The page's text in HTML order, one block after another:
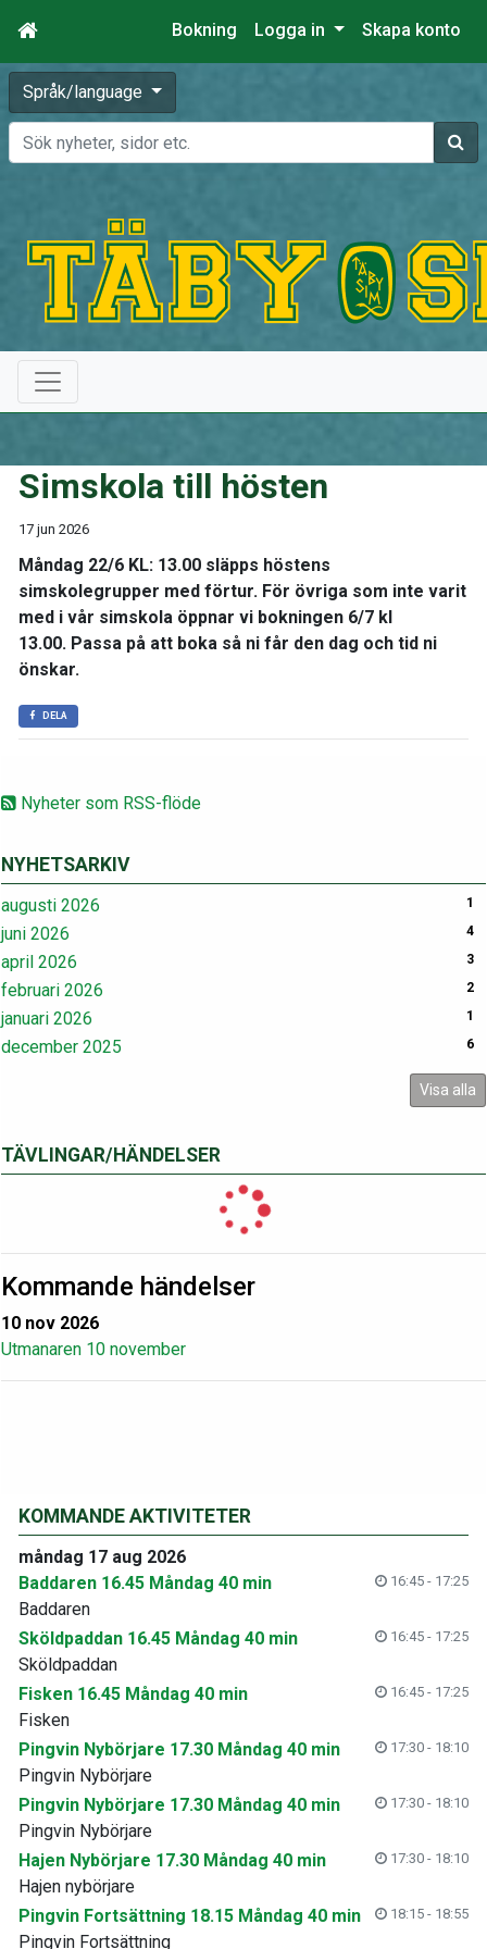
Bokning Logga in Skapa konto
Språk/language
Sök
Nyheter som RSS-flöde
NYHETSARKIV
augusti 2026 1
juni 2026 4
april 2026 3
februari 2026 2
januari 2026 1
december 2025 6
Visa alla
TÄVLINGAR/HÄNDELSER
Kommande händelser
10 nov 2026
Utmanaren 10 november
Simskola till hösten
17 jun 2026
Måndag 22/6 KL: 13.00 släpps höstens
simskolegrupper med förtur. För övriga som inte varit
med i vår simskola öppnar vi bokningen 6/7 kl
13.00. Passa på att boka så ni får den dag och tid ni
önskar.
DELA
KOMMANDE AKTIVITETER
måndag 17 aug 2026
Baddaren 16.45 Måndag 40 min
16:45 - 17:25
Baddaren
Sköldpaddan 16.45 Måndag 40 min
16:45 - 17:25
Sköldpaddan
Fisken 16.45 Måndag 40 min
16:45 - 17:25
Fisken
Pingvin Nybörjare 17.30 Måndag 40 min
17:30 - 18:10
Pingvin Nybörjare
Pingvin Nybörjare 17.30 Måndag 40 min
17:30 - 18:10
Pingvin Nybörjare
Hajen Nybörjare 17.30 Måndag 40 min
17:30 - 18:10
Hajen nybörjare
Pingvin Fortsättning 18.15 Måndag 40 min
18:15 - 18:55
Pingvin Fortsättning